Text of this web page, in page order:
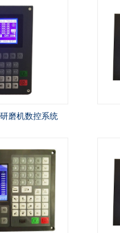
磨机数控系统